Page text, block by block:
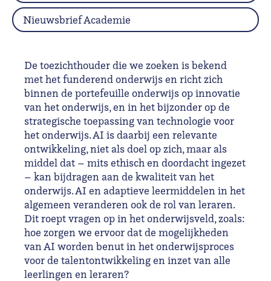
De toezichthouder die we zoeken is bekend
met het funderend onderwijs en richt zich
binnen de portefeuille onderwijs op innovatie
van het onderwijs, en in het bijzonder op de
strategische toepassing van technologie voor
het onderwijs. AI is daarbij een relevante
ontwikkeling, niet als doel op zich, maar als
middel dat – mits ethisch en doordacht ingezet
– kan bijdragen aan de kwaliteit van het
onderwijs. AI en adaptieve leermiddelen in het
algemeen veranderen ook de rol van leraren.
Dit roept vragen op in het onderwijsveld, zoals:
hoe zorgen we ervoor dat de mogelijkheden
van AI worden benut in het onderwijsproces
voor de talentontwikkeling en inzet van alle
leerlingen en leraren?
Nieuwsbrief Academie